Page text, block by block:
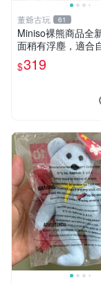
董爺古玩 61
Miniso裸熊商品全
面稍有浮塵，適合
選款。 裸熊 商品
$319